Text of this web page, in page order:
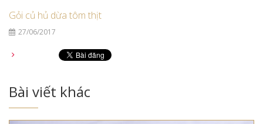
Gỏi củ hủ dừa tôm thịt
27/06/2017
Bài viết khác